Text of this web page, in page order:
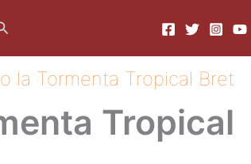
la Tormenta Tropical Bret
Tropical